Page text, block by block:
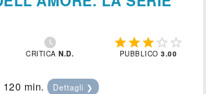

CRITICAN.D.
    
PUBBLICO3.00
120 min. Dettagli ❯